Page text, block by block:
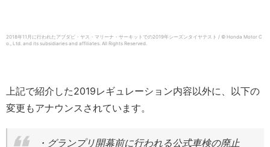
2018年11月に行われたアブダビ・ヤス・マリーナ・サーキットでの2019年シーズンタイヤテスト / © Honda Motor C
o., Ltd. and its subsidiaries and affiliates. All Rights Reserved.
上記で紹介した2019レギュレーション内容以外に、以下の
変更もアナウンスされています。
・グランプリ開幕前に行われる公式車検の廃止